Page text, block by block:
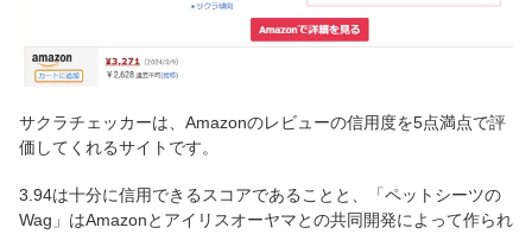
サクラチェッカーは、Amazonのレビューの信用度を5点満点で評
価してくれるサイトです。
3.94は十分に信用できるスコアであることと、「ペットシーツの
Wag」はAmazonとアイリスオーヤマとの共同開発によって作られ